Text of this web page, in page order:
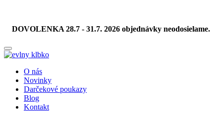
DOVOLENKA 28.7 - 31.7. 2026 objednávky neodosielame.
O nás
Novinky
Darčekové poukazy
Blog
Kontakt